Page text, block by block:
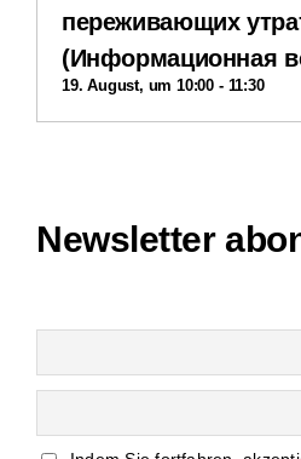
Datenschutzerklärung
Interner Bereich
переживающих
(Информационная
19. August, um 10:00 - 11:30
Newsletter